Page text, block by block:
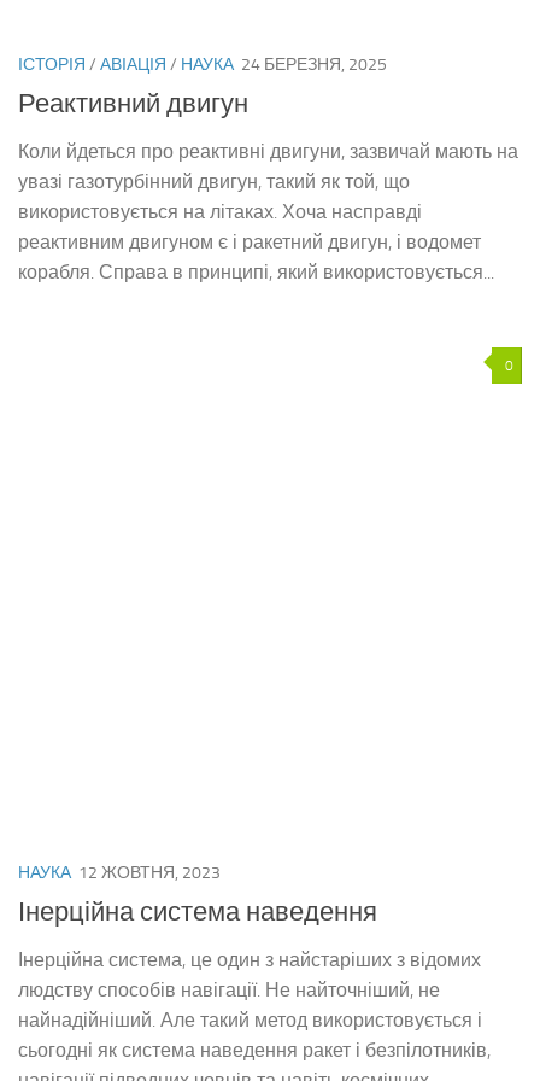
ІСТОРІЯ / АВІАЦІЯ / НАУКА 24 БЕРЕЗНЯ, 2025
Реактивний двигун
Коли йдеться про реактивні двигуни, зазвичай мають на
увазі газотурбінний двигун, такий як той, що
використовується на літаках. Хоча насправді
реактивним двигуном є і ракетний двигун, і водомет
корабля. Справа в принципі, який використовується...
0
НАУКА 12 ЖОВТНЯ, 2023
Інерційна система наведення
Інерційна система, це один з найстаріших з відомих
людству способів навігації. Не найточніший, не
найнадійніший. Але такий метод використовується і
сьогодні як система наведення ракет і безпілотників,